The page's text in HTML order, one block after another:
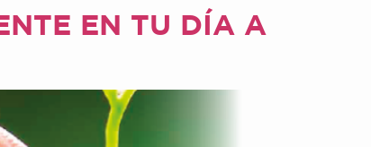
EN TU DÍA A